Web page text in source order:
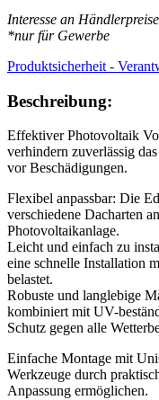
cm
Module,
Beständig
Interesse an
*nur für Gewerbe
Produktsicherheit -
Beschreibung:
Effektiver Photovoltaik
verhindern zuverlässig
vor Beschädigungen.
Flexibel anpassbar: Die
verschiedene Dacharten
Photovoltaikanlage.
Leicht und einfach zu
eine schnelle Installation
belastet.
Robuste und langlebige
kombiniert mit UV-
Schutz gegen alle
Einfache Montage mit
Werkzeuge durch
Anpassung ermöglichen.